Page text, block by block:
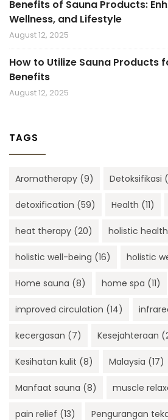
Benefits of Sauna Products:
Wellness, and Lifestyle
August 12, 2025
How to Utilize Sauna Products
Benefits
August 12, 2025
TAGS
Aromatherapy (9) Detoksifikasi
detoxification (59) Health (11)
heat therapy (20) holistic
holistic well-being (16) holistic
Home sauna (8) home spa (11)
improved circulation (14)
kecergasan (7) Kesejahteraan
Kesihatan kulit (8) Malaysia (17)
Manfaat sauna (8) muscle
pain relief (13) Pengurangan